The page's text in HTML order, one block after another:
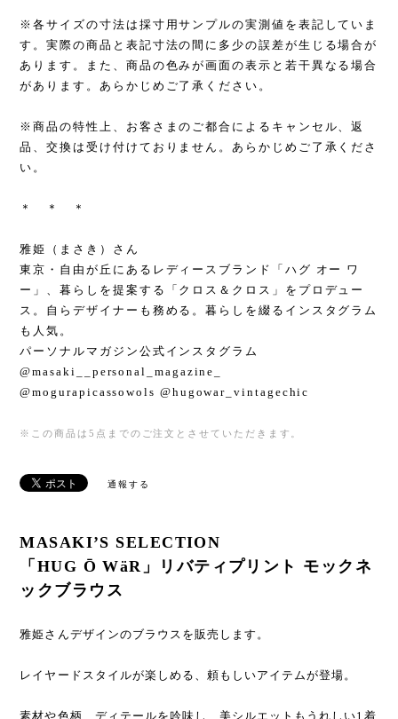
※各サイズの寸法は採寸用サンプルの実測値を表記していま
す。実際の商品と表記寸法の間に多少の誤差が生じる場合が
あります。また、商品の色みが画面の表示と若干異なる場合
があります。あらかじめご了承ください。
※商品の特性上、お客さまのご都合によるキャンセル、返
品、交換は受け付けておりません。あらかじめご了承くださ
い。
＊ ＊ ＊
雅姫（まさき）さん
東京・自由が丘にあるレディースブランド「ハグ オー ワ
ー」、暮らしを提案する「クロス＆クロス」をプロデュー
ス。自らデザイナーも務める。暮らしを綴るインスタグラム
も人気。
パーソナルマガジン公式インスタグラム
@masaki__personal_magazine_
@mogurapicassowols @hugowar_vintagechic
※この商品は5点までのご注文とさせていただきます。
通報する
MASAKI’S SELECTION
「HUG Ō WäR」リバティプリント モックネ
ックブラウス
雅姫さんデザインのブラウスを販売します。
レイヤードスタイルが楽しめる、頼もしいアイテムが登場。
素材や色柄、ディテールを吟味し、美シルエットもうれしい1着